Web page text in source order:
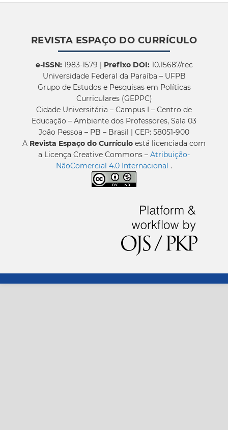
REVISTA ESPAÇO DO CURRÍCULO
e-ISSN:1983-1579 | Prefixo DOI:10.15687/rec
Universidade Federal da Paraíba – UFPB
Grupo de Estudos e Pesquisas em Políticas
Curriculares (GEPPC)
Cidade Universitária – Campus I – Centro de
Educação – Ambiente dos Professores, Sala 03
João Pessoa – PB – Brasil | CEP: 58051-900
A Revista Espaço do Currículo está licenciada com
a Licença Creative Commons – Atribuição-
NãoComercial 4.0 Internacional .